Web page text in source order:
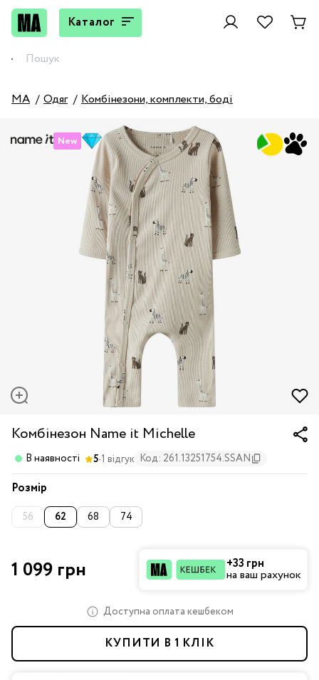
Каталог
MA Одяг Комбінезони, комплекти, боді
New
Комбінезон Name it Michelle
В наявності 5·1 відгук Код: 261.13251754.SSAN
Розмір
56 62 68 74
1 099 грн +33 грн
на ваш рахунок
Доступна оплата кешбеком
КУПИТИ В 1 КЛІК